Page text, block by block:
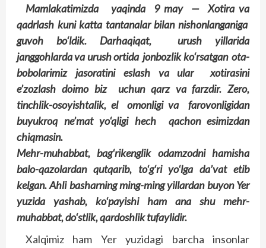
Mamlakatimizda yaqinda 9 may — Xotira va
qadrlash kuni katta tantanalar bilan nishonlanganiga
guvoh bo‘ldik. Darhaqiqat, urush yillarida
janggohlarda va urush ortida jonbozlik ko‘rsatgan ota-
bobolarimiz jasoratini eslash va ular xotirasini
e’zozlash doimo biz uchun qarz va farzdir. Zero,
tinchlik-osoyishtalik, el omonligi va farovonligidan
buyukroq ne’mat yo‘qligi hech qachon esimizdan
chiqmasin.
Mehr-muhabbat, bag‘rikenglik odamzodni hamisha
balo-qazolardan qutqarib, to‘g‘ri yo‘lga da’vat etib
kelgan. Ahli basharning ming-ming yillardan buyon Yer
yuzida yashab, ko‘payishi ham ana shu mehr-
muhabbat, do‘stlik, qardoshlik tufaylidir.
Xalqimiz ham Yer yuzidagi barcha insonlar